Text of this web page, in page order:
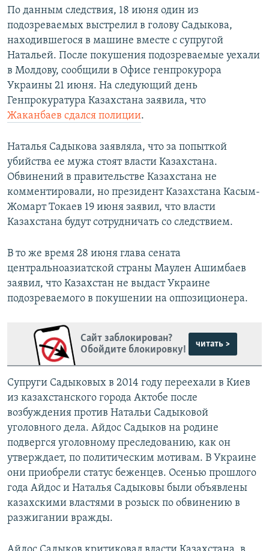
По данным следствия, 18 июня один из
подозреваемых выстрелил в голову Садыкова,
находившегося в машине вместе с супругой
Натальей. После покушения подозреваемые уехали
в Молдову, сообщили в Офисе генпрокурора
Украины 21 июня. На следующий день
Генпрокуратура Казахстана заявила, что
Жаканбаев сдался полиции.
Наталья Садыкова заявляла, что за попыткой
убийства ее мужа стоят власти Казахстана.
Обвинений в правительстве Казахстана не
комментировали, но президент Казахстана Касым-
Жомарт Токаев 19 июня заявил, что власти
Казахстана будут сотрудничать со следствием.
В то же время 28 июня глава сената
центральноазиатской страны Маулен Ашимбаев
заявил, что Казахстан не выдаст Украине
подозреваемого в покушении на оппозиционера.
Сайт заблокирован?
Обойдите блокировку!
читать >
Супруги Садыковых в 2014 году переехали в Киев
из казахстанского города Актобе после
возбуждения против Натальи Садыковой
уголовного дела. Айдос Садыков на родине
подвергся уголовному преследованию, как он
утверждает, по политическим мотивам. В Украине
они приобрели статус беженцев. Осенью прошлого
года Айдос и Наталья Садыковы были объявлены
казахскими властями в розыск по обвинению в
разжигании вражды.